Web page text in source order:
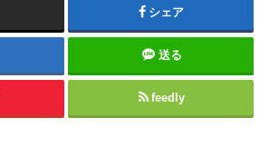
シェア
送る
feedly